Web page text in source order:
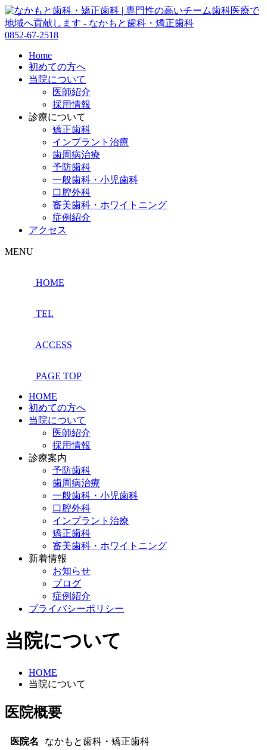
0852-67-2518
Home
初めての方へ
当院について
医師紹介
採用情報
診療について
矯正歯科
インプラント治療
歯周病治療
予防歯科
一般歯科・小児歯科
口腔外科
審美歯科・ホワイトニング
症例紹介
アクセス
MENU
HOME
TEL
ACCESS
PAGE TOP
HOME
初めての方へ
当院について
医師紹介
採用情報
診療案内
予防歯科
歯周病治療
一般歯科・小児歯科
口腔外科
インプラント治療
矯正歯科
審美歯科・ホワイトニング
新着情報
お知らせ
ブログ
症例紹介
プライバシーポリシー
当院について
HOME
当院について
医院概要
医院名
なかもと歯科・矯正歯科